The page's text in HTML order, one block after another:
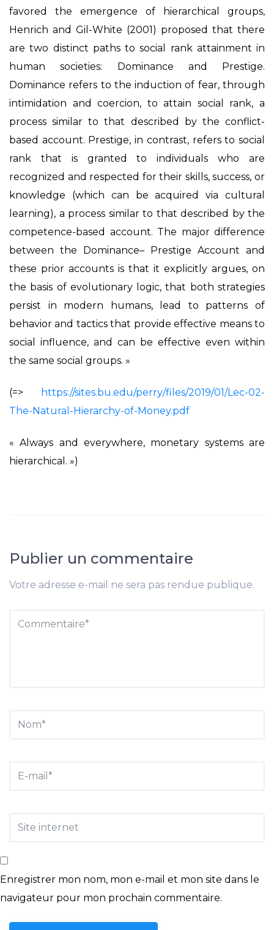
favored the emergence of hierarchical groups,
Henrich and Gil-White (2001) proposed that there
are two distinct paths to social rank attainment in
human societies: Dominance and Prestige.
Dominance refers to the induction of fear, through
intimidation and coercion, to attain social rank, a
process similar to that described by the conflict-
based account. Prestige, in contrast, refers to social
rank that is granted to individuals who are
recognized and respected for their skills, success, or
knowledge (which can be acquired via cultural
learning), a process similar to that described by the
competence-based account. The major difference
between the Dominance– Prestige Account and
these prior accounts is that it explicitly argues, on
the basis of evolutionary logic, that both strategies
persist in modern humans, lead to patterns of
behavior and tactics that provide effective means to
social influence, and can be effective even within
the same social groups. »
(=>
https://sites.bu.edu/perry/files/2019/01/Lec-02-
The-Natural-Hierarchy-of-Money.pdf
« Always and everywhere, monetary systems are
hierarchical. »)
Publier un commentaire
Votre adresse e-mail ne sera pas rendue publique.
Enregistrer mon nom, mon e-mail et mon site dans le
navigateur pour mon prochain commentaire.